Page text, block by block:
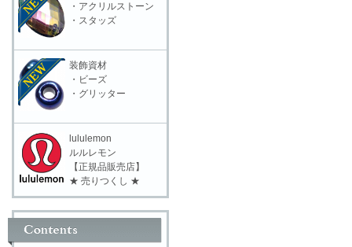
・アクリルストーン
・スタッズ
装飾資材
・ビーズ
・グリッター
lululemon
ルルレモン
【正規品販売店】
★ 売りつくし ★